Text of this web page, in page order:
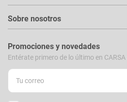
Sobre nosotros
Promociones y novedades
Entérate primero de lo último en